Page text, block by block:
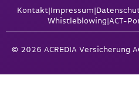
Kontakt|Impressum|
Whistleblowing|ACT-
© 2026 ACREDIA Versicherung